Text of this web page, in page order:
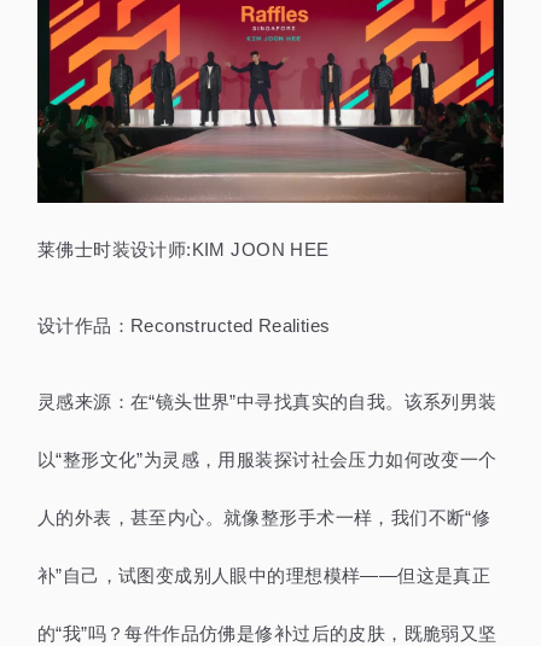
莱佛士时装设计师:KIM JOON HEE
设计作品：Reconstructed Realities
灵感来源：在“镜头世界”中寻找真实的自我。该系列男装
以“整形文化”为灵感，用服装探讨社会压力如何改变一个
人的外表，甚至内心。就像整形手术一样，我们不断“修
补”自己，试图变成别人眼中的理想模样——但这是真正
的“我”吗？每件作品仿佛是修补过后的皮肤，既脆弱又坚